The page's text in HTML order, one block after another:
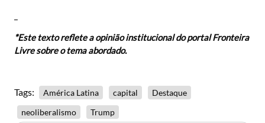
*Este texto reflete a opinião institucional do portal Fronteira
Livre sobre o tema abordado.
Tags: América Latina capital
Destaque
neoliberalismo
Trump